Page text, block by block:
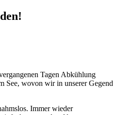
Tagen Abkühlung
See, wovon wir in unserer Gegend
Immer wieder